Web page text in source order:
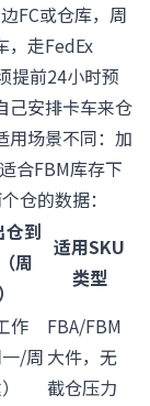
FC或仓库，周
，走FedEx
提前24小时预
己安排卡车来仓
用场景不同：加
合FBM库存下
仓的数据：
仓到
周
适用SKU
类型
作
/周
FBA/FBM
大件，无
截仓压力